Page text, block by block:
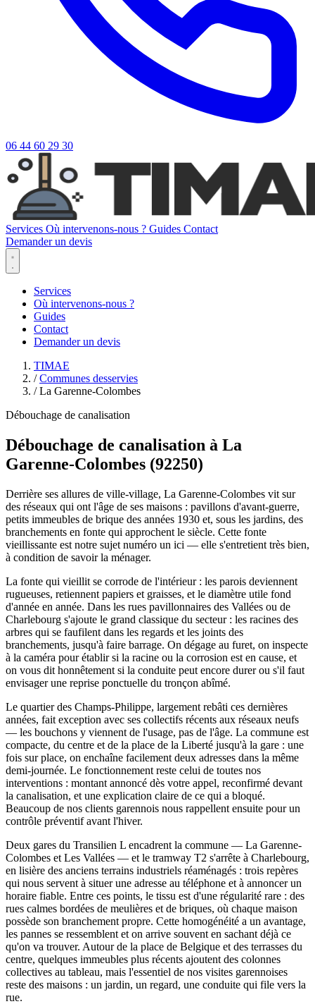
06 44 60 29 30
Services Où intervenons-nous ? Guides Contact
Demander un devis
Services
Où intervenons-nous ?
Guides
Contact
Demander un devis
TIMAE
/ Communes desservies
/ La Garenne-Colombes
Débouchage de canalisation
Débouchage de canalisation à La
Garenne-Colombes (92250)
Derrière ses allures de ville-village, La Garenne-Colombes vit sur
des réseaux qui ont l'âge de ses maisons : pavillons d'avant-guerre,
petits immeubles de brique des années 1930 et, sous les jardins, des
branchements en fonte qui approchent le siècle. Cette fonte
vieillissante est notre sujet numéro un ici — elle s'entretient très bien,
à condition de savoir la ménager.
La fonte qui vieillit se corrode de l'intérieur : les parois deviennent
rugueuses, retiennent papiers et graisses, et le diamètre utile fond
d'année en année. Dans les rues pavillonnaires des Vallées ou de
Charlebourg s'ajoute le grand classique du secteur : les racines des
arbres qui se faufilent dans les regards et les joints des
branchements, jusqu'à faire barrage. On dégage au furet, on inspecte
à la caméra pour établir si la racine ou la corrosion est en cause, et
on vous dit honnêtement si la conduite peut encore durer ou s'il faut
envisager une reprise ponctuelle du tronçon abîmé.
Le quartier des Champs-Philippe, largement rebâti ces dernières
années, fait exception avec ses collectifs récents aux réseaux neufs
— les bouchons y viennent de l'usage, pas de l'âge. La commune est
compacte, du centre et de la place de la Liberté jusqu'à la gare : une
fois sur place, on enchaîne facilement deux adresses dans la même
demi-journée. Le fonctionnement reste celui de toutes nos
interventions : montant annoncé dès votre appel, reconfirmé devant
la canalisation, et une explication claire de ce qui a bloqué.
Beaucoup de nos clients garennois nous rappellent ensuite pour un
contrôle préventif avant l'hiver.
Deux gares du Transilien L encadrent la commune — La Garenne-
Colombes et Les Vallées — et le tramway T2 s'arrête à Charlebourg,
en lisière des anciens terrains industriels réaménagés : trois repères
qui nous servent à situer une adresse au téléphone et à annoncer un
horaire fiable. Entre ces points, le tissu est d'une régularité rare : des
rues calmes bordées de meulières et de briques, où chaque maison
possède son branchement propre. Cette homogénéité a un avantage,
les pannes se ressemblent et on arrive souvent en sachant déjà ce
qu'on va trouver. Autour de la place de Belgique et des terrasses du
centre, quelques immeubles plus récents ajoutent des colonnes
collectives au tableau, mais l'essentiel de nos visites garennoises
reste des maisons : un jardin, un regard, une conduite qui file vers la
rue.